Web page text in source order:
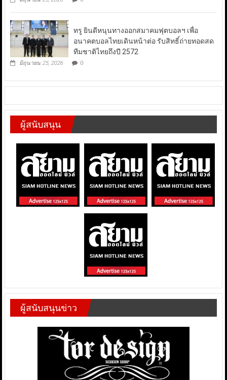
ทรู ยินดีหนุนทางออกสมาคมฟุตบอลฯ เพื่อ
อนาคตบอลไทยเดินหน้าต่อ รับสิทธิ์ถ่ายทอดสด
ทีมชาติไทยถึงปี 2572
มิถุนายน 25, 2026 0
ผู้สนับสนุน
ผู้สนับสนุนข่าว